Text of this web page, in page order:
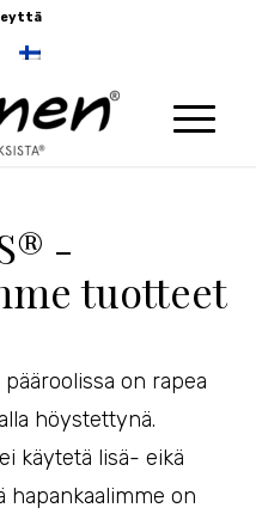
-
tuotteet
on rapea
höystettynä.
käytetä lisä- eikä
hapankaalimme on